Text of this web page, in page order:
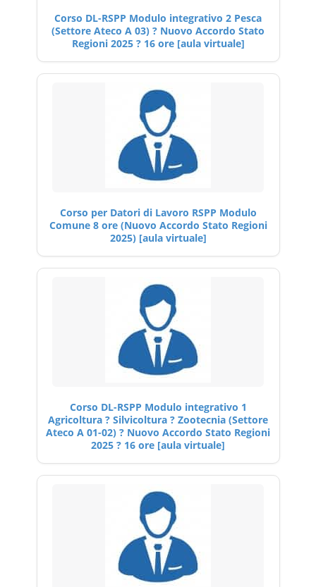
Corso DL-RSPP Modulo integrativo 2 Pesca
(Settore Ateco A 03) ? Nuovo Accordo Stato
Regioni 2025 ? 16 ore [aula virtuale]
Corso per Datori di Lavoro RSPP Modulo
Comune 8 ore (Nuovo Accordo Stato Regioni
2025) [aula virtuale]
Corso DL-RSPP Modulo integrativo 1
Agricoltura ? Silvicoltura ? Zootecnia (Settore
Ateco A 01-02) ? Nuovo Accordo Stato Regioni
2025 ? 16 ore [aula virtuale]